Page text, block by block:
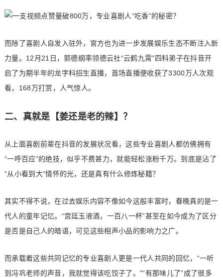
而除了喜剧人自发入驻外，官方也为进一步发展娱乐生态不断注入新
力量。12月21日，郭德纲率领德云社“云鹤九霄”四科弟子在抖音开
启了为期半年的龙字科招生直播，首场直播便收获了3300万人次观
看，168万打赏，人气惊人。
二、真就是【姜还是老的辣】？
从上面喜剧前辈在抖音的发展状况看，这些专业喜剧人都仿佛拥有
“一呼百应”的绝技，似乎不费甚力，就能轻松涨粉千万。到底是沾了
“从小看到大”情怀的光，还是真有什么修炼秘籍？
其实不得不说，在过去娱乐内容不像如今这般丰富时，春晚真的是一
代人的童年记忆。“宫廷玉液酒，一百八一杯”甚至在如今成为了区分
是否是自己人的暗语，可见这些相声小品的影响力之广。
而承载着这些共同记忆的专业喜剧人更是一代人共同的回忆，“一听
到冯巩老师的声音，我就觉得该吃饺子了。”“有那味儿了”成了很多